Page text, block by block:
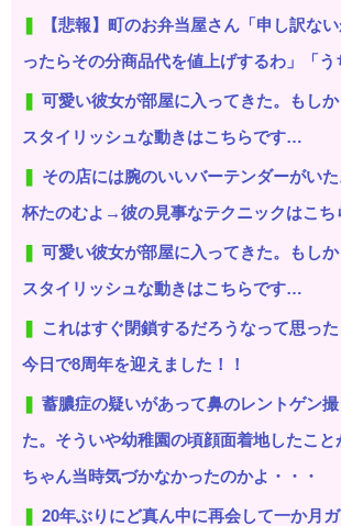
【悲報】町のお弁当屋さん「申し訳な
ったらその分商品代を値上げするわ」「う
可愛い彼女が部屋に入ってきた。もし
スタイリッシュな動きはこちらです…
その店には腕のいいバーテンダーがい
杯たのむよ→彼の見事なテクニックはこ
可愛い彼女が部屋に入ってきた。もし
スタイリッシュな動きはこちらです…
これはすぐ閉鎖するだろうなって思っ
今日で8周年を迎えました！！
蓄膿症の疑いがあって鼻のレントゲン
た。そういや幼稚園の頃顔面着地したこ
ちゃん当時気づかなかったのかよ・・・
20年ぶりにど真ん中に再会して一か月